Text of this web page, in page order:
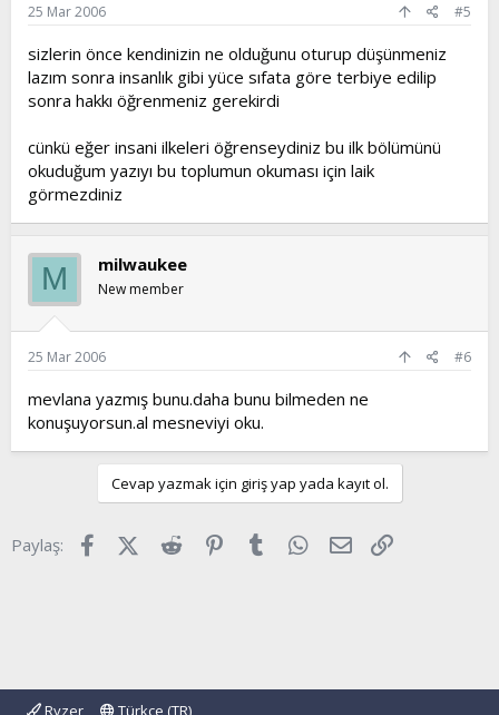
25 Mar 2006 #5
sizlerin önce kendinizin ne olduğunu oturup düşünmeniz
lazım sonra insanlık gibi yüce sıfata göre terbiye edilip
sonra hakkı öğrenmeniz gerekirdi
cünkü eğer insani ilkeleri öğrenseydiniz bu ilk bölümünü
okuduğum yazıyı bu toplumun okuması için laik
görmezdiniz
M milwaukee
New member
25 Mar 2006 #6
mevlana yazmış bunu.daha bunu bilmeden ne
konuşuyorsun.al mesneviyi oku.
Cevap yazmak için giriş yap yada kayıt ol.
Paylaş: FacebookX (Twitter)
Reddit Pinterest
Tumblr WhatsApp
E-posta
Ryzer Türkçe (TR)